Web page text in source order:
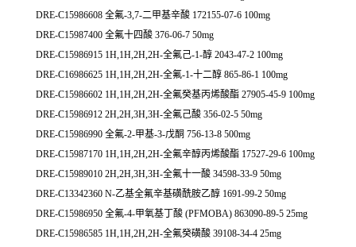
DRE-C15986608 全氟-3,7-二甲基辛酸 172155-07-6 100mg
DRE-C15987400 全氟十四酸 376-06-7 50mg
DRE-C15986915 1H,1H,2H,2H-全氟己-1-醇 2043-47-2 100mg
DRE-C16986625 1H,1H,2H,2H-全氟-1-十二醇 865-86-1 100mg
DRE-C15986602 1H,1H,2H,2H-全氟癸基丙烯酸酯 27905-45-9 100mg
DRE-C15986912 2H,2H,3H,3H-全氟己酸 356-02-5 50mg
DRE-C15986990 全氟-2-甲基-3-戊酮 756-13-8 500mg
DRE-C15987170 1H,1H,2H,2H-全氟辛醇丙烯酸酯 17527-29-6 100mg
DRE-C15989010 2H,2H,3H,3H-全氟十一酸 34598-33-9 50mg
DRE-C13342360 N-乙基全氟辛基磺酰胺乙醇 1691-99-2 50mg
DRE-C15986950 全氟-4-甲氧基丁酸 (PFMOBA) 863090-89-5 25mg
DRE-C15986585 1H,1H,2H,2H-全氟癸磺酸 39108-34-4 25mg